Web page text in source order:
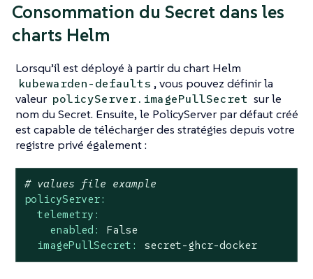
Consommation du Secret dans les
charts Helm
Lorsqu’il est déployé à partir du chart Helm
kubewarden-defaults , vous pouvez définir la
valeur policyServer.imagePullSecret sur le
nom du Secret. Ensuite, le PolicyServer par défaut créé
est capable de télécharger des stratégies depuis votre
registre privé également :
# values file example
policyServer:
telemetry:
enabled:
False
imagePullSecret:
secret-ghcr-docker